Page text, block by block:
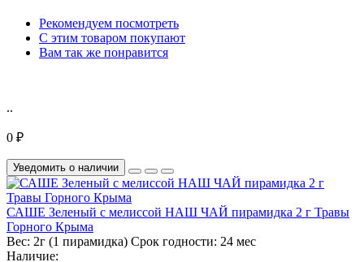
Рекомендуем посмотреть
С этим товаром покупают
Вам так же понравится
..
0 ₽
Уведомить о наличии
САШЕ Зеленый с мелиссой НАШ ЧАЙ пирамидка 2 г Травы
Горного Крыма
Вес: 2г (1 пирамидка) Срок годности: 24 мес
Наличие: